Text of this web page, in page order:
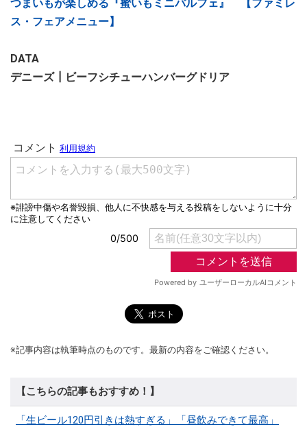
つまいもが楽しめる『蜜いもミニパルフェ』 【ファミレ
ス・フェアメニュー】
DATA
デニーズ┃ビーフシチューハンバーグドリア
※記事内容は執筆時点のものです。最新の内容をご確認ください。
【こちらの記事もおすすめ！】
「生ビール120円引きは熱すぎる」「昼飲みできて最高」